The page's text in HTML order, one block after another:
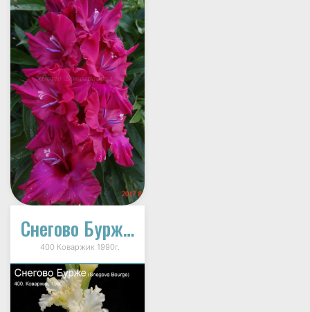
Снегово Бурже (Sněhová Bouře)
400 Коваржик 1990г.